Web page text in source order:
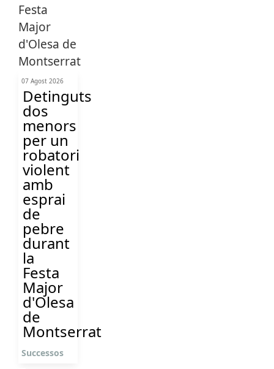
07 Agost 2026
Detinguts
dos
menors
per un
robatori
violent
amb
esprai
de
pebre
durant
la
Festa
Major
d'Olesa
de
Montserrat
Successos